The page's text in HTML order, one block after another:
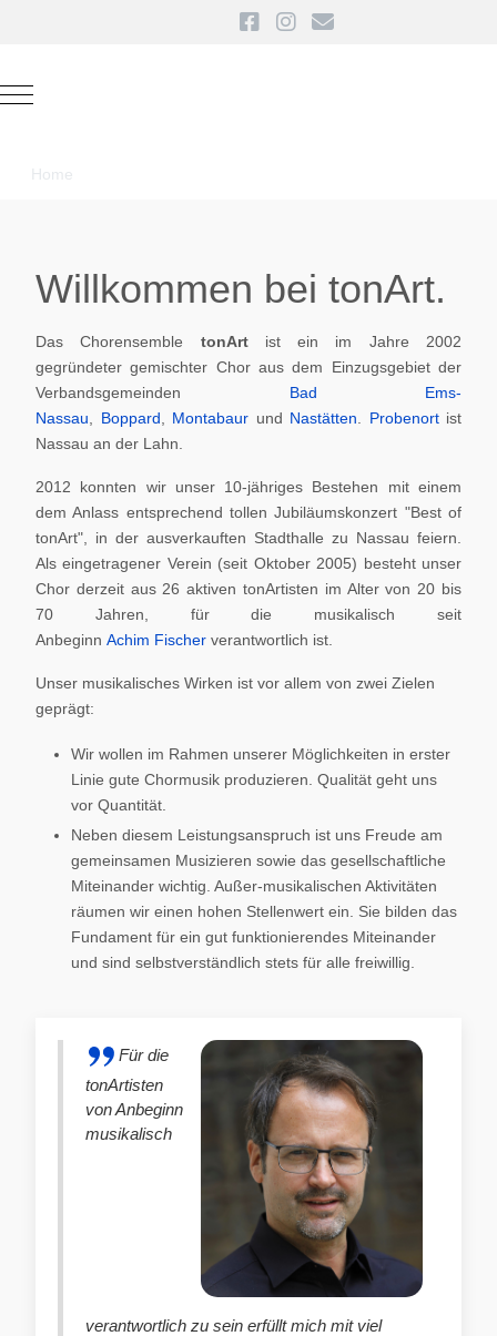
Mobile Menu Toggle
Home
Willkommen bei tonArt.
Das Chorensemble tonArt ist ein im Jahre 2002
gegründeter gemischter Chor aus dem Einzugsgebiet der
Verbandsgemeinden Bad Ems-
Nassau
Boppard Montabaur und Nastätten Probenortist
Nassau an der Lahn.
2012 konnten wir unser 10-jähriges Bestehen mit einem
dem Anlass entsprechend tollen Jubiläumskonzert "Best of
tonArt", in der ausverkauften Stadthalle zu Nassau feiern.
Als eingetragener Verein (seit Oktober 2005) besteht unser
Chor derzeit aus 26 aktiven tonArtisten im Alter von 20 bis
70 Jahren, für die musikalisch seit
Anbeginn Achim Fischer verantwortlich ist.
Unser musikalisches Wirken ist vor allem von zwei Zielen
geprägt:
Wir wollen im Rahmen unserer Möglichkeiten in erster
Linie gute Chormusik produzieren. Qualität geht uns
vor Quantität.
Neben diesem Leistungsanspruch ist uns Freude am
gemeinsamen Musizieren sowie das gesellschaftliche
Miteinander wichtig. Außer-musikalischen Aktivitäten
räumen wir einen hohen Stellenwert ein. Sie bilden das
Fundament für ein gut funktionierendes Miteinander
und sind selbstverständlich stets für alle freiwillig.
Für die
tonArtisten
von Anbeginn
musikalisch
verantwortlich zu sein erfüllt mich mit viel